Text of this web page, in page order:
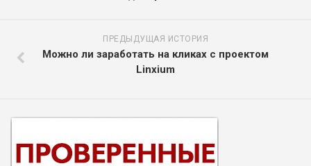
ПРЕДЫДУЩАЯ ИСТОРИЯ
Можно ли заработать на кликах с проектом
Linxium